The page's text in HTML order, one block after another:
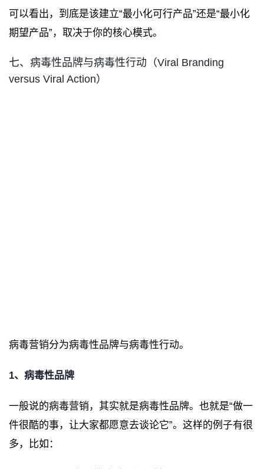
可以看出，到底是该建立“最小化可行产品”还是“最小化
期望产品”，取决于你的核心模式。
七、病毒性品牌与病毒性行动（Viral Branding
versus Viral Action）
病毒营销分为病毒性品牌与病毒性行动。
1、病毒性品牌
一般说的病毒营销，其实就是病毒性品牌。也就是“做一
件很酷的事，让大家都愿意去谈论它”。这样的例子有很
多，比如：